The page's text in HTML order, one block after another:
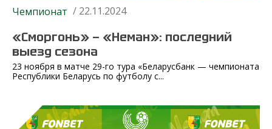
Чемпионат / 22.11.2024
«Сморгонь» — «Неман»: последний
выезд сезона
23 ноября в матче 29-го тура «Беларусбанк — чемпионата
Республики Беларусь по футболу с...